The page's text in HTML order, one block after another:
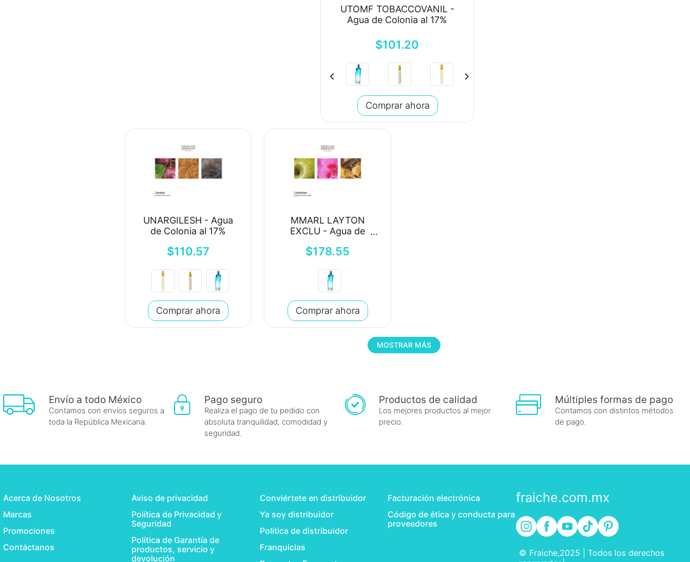
UTOMF TOBACCOVANIL -
Agua de Colonia al 17%
$101.20
Comprar ahora
UNARGILESH - Agua
de Colonia al 17%
$110.57
Comprar ahora
MMARL LAYTON
EXCLU - Agua de
$178.55
Comprar ahora
MOSTRAR MÁS
Envío a todo México
Contamos con envíos seguros a
toda la República Mexicana.
Pago seguro
Realiza el pago de tu pedido con
absoluta tranquilidad, comodidad y
seguridad.
Productos de calidad
Los mejores productos al mejor
precio.
Múltiples formas de pago
Contamos con distintos métodos
de pago.
Acerca de Nosotros
Marcas
Promociones
Contáctanos
Aviso de privacidad
Política de Privacidad y
Seguridad
Política de Garantía de
productos, servicio y
devolución
Conviértete en distribuidor
Ya soy distribuidor
Política de distribuidor
Franquicias
Facturación electrónica
Código de ética y conducta para
proveedores
fraiche.com.mx
© Fraiche,2025 | Todos los derechos